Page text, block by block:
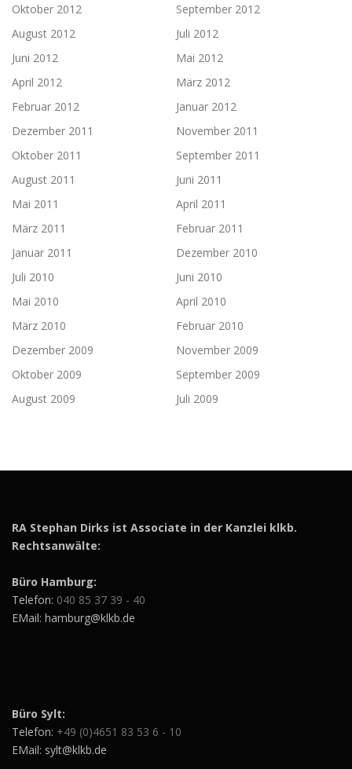
Oktober 2012
September 2012
August 2012
Juli 2012
Juni 2012
Mai 2012
April 2012
März 2012
Februar 2012
Januar 2012
Dezember 2011
November 2011
Oktober 2011
September 2011
August 2011
Juni 2011
Mai 2011
April 2011
März 2011
Februar 2011
Januar 2011
Dezember 2010
Juli 2010
Juni 2010
Mai 2010
April 2010
März 2010
Februar 2010
Dezember 2009
November 2009
Oktober 2009
September 2009
August 2009
Juli 2009
RA Stephan Dirks ist Associate in der Kanzlei klkb.
Rechtsanwälte:
Büro Hamburg:
Telefon: 040 85 37 39 - 40
EMail: hamburg@klkb.de
Büro Sylt:
Telefon: +49 (0)4651 83 53 6 - 10
EMail: sylt@klkb.de